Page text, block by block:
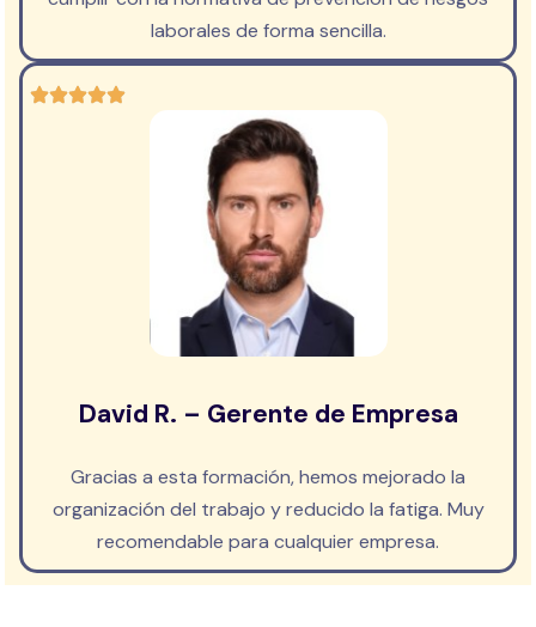
laborales de forma sencilla.
David R. – Gerente de Empresa
Gracias a esta formación, hemos mejorado la
organización del trabajo y reducido la fatiga. Muy
recomendable para cualquier empresa.